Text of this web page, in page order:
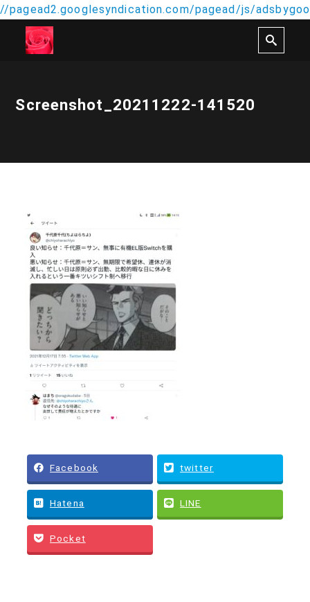
//pagead2.googlesyndication.com/pagead/js/
Screenshot_20211222-141520
Facebook twitter
Hatena LINE
Pocket